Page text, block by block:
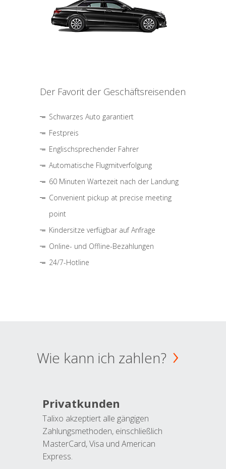
Der Favorit der Geschäftsreisenden
Schwarzes Auto garantiert
Festpreis
Englischsprechender Fahrer
Automatische Flugmitverfolgung
60 Minuten Wartezeit nach der Landung
Convenient pickup at precise meeting
point
Kindersitze verfügbar auf Anfrage
Online- und Offline-Bezahlungen
24/7-Hotline
Wie kann ich zahlen?
Privatkunden
Talixo akzeptiert alle gängigen
Zahlungsmethoden, einschließlich
MasterCard, Visa und American
Express.